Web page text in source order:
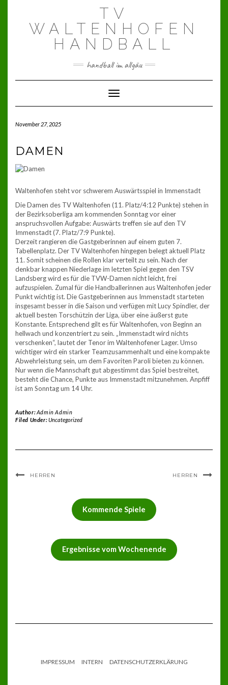
TV
WALTENHOFEN
HANDBALL
handball im allgäu
Toggle Navigation
November 27, 2025
DAMEN
Waltenhofen steht vor schwerem Auswärtsspiel in Immenstadt
Die Damen des TV Waltenhofen (11. Platz/4:12 Punkte) stehen in
der Bezirksoberliga am kommenden Sonntag vor einer
anspruchsvollen Aufgabe: Auswärts treffen sie auf den TV
Immenstadt (7. Platz/7:9 Punkte).
Derzeit rangieren die Gastgeberinnen auf einem guten 7.
Tabellenplatz. Der TV Waltenhofen hingegen belegt aktuell Platz
11. Somit scheinen die Rollen klar verteilt zu sein. Nach der
denkbar knappen Niederlage im letzten Spiel gegen den TSV
Landsberg wird es für die TVW-Damen nicht leicht, frei
aufzuspielen. Zumal für die Handballerinnen aus Waltenhofen jeder
Punkt wichtig ist. Die Gastgeberinnen aus Immenstadt starteten
insgesamt besser in die Saison und verfügen mit Lucy Spindler, der
aktuell besten Torschützin der Liga, über eine äußerst gute
Konstante. Entsprechend gilt es für Waltenhofen, von Beginn an
hellwach und konzentriert zu sein. „Immenstadt wird nichts
verschenken“, lautet der Tenor im Waltenhofener Lager. Umso
wichtiger wird ein starker Teamzusammenhalt und eine kompakte
Abwehrleistung sein, um dem Favoriten Paroli bieten zu können.
Nur wenn die Mannschaft gut abgestimmt das Spiel bestreitet,
besteht die Chance, Punkte aus Immenstadt mitzunehmen. Anpfiff
ist am Sonntag um 14 Uhr.
Author:Admin Admin
Filed Under:Uncategorized
HERREN HERREN
Kommende Spiele
Ergebnisse vom Wochenende
IMPRESSUM INTERN DATENSCHUTZERKLÄRUNG